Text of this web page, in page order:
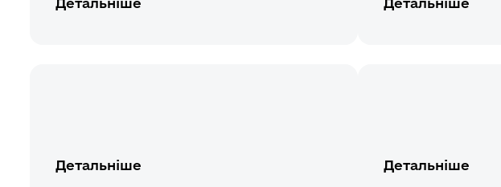
Детальніше Детальніше